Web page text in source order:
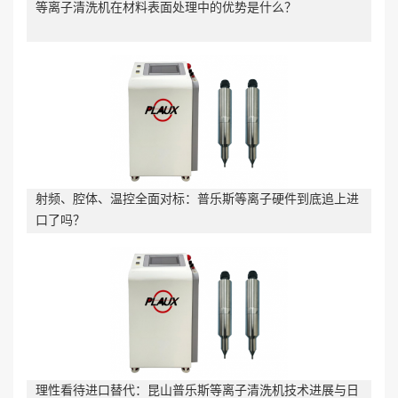
等离子清洗机在材料表面处理中的优势是什么？
射频、腔体、温控全面对标：普乐斯等离子硬件到底追上进
口了吗？
理性看待进口替代：昆山普乐斯等离子清洗机技术进展与日